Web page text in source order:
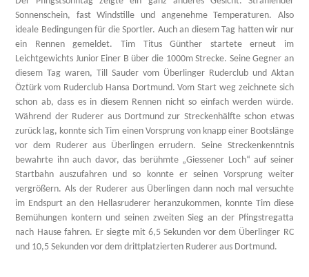
Sonnenschein, fast Windstille und angenehme Temperaturen. Also
ideale Bedingungen für die Sportler. Auch an diesem Tag hatten wir nur
ein Rennen gemeldet. Tim Titus Günther startete erneut im
Leichtgewichts Junior Einer B über die 1000m Strecke. Seine Gegner an
diesem Tag waren, Till Sauder vom Überlinger Ruderclub und Aktan
Öztürk vom Ruderclub Hansa Dortmund. Vom Start weg zeichnete sich
schon ab, dass es in diesem Rennen nicht so einfach werden würde.
Während der Ruderer aus Dortmund zur Streckenhälfte schon etwas
zurück lag, konnte sich Tim einen Vorsprung von knapp einer Bootslänge
vor dem Ruderer aus Überlingen errudern. Seine Streckenkenntnis
bewahrte ihn auch davor, das berühmte „Giessener Loch“ auf seiner
Startbahn auszufahren und so konnte er seinen Vorsprung weiter
vergrößern. Als der Ruderer aus Überlingen dann noch mal versuchte
im Endspurt an den Hellasruderer heranzukommen, konnte Tim diese
Bemühungen kontern und seinen zweiten Sieg an der Pfingstregatta
nach Hause fahren. Er siegte mit 6,5 Sekunden vor dem Überlinger RC
und 10,5 Sekunden vor dem drittplatzierten Ruderer aus Dortmund.